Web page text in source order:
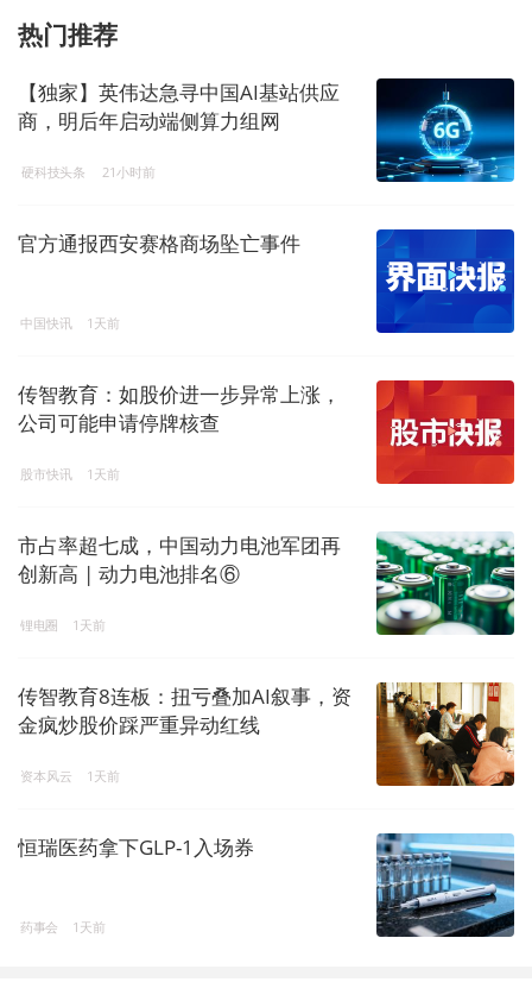
热门推荐
【独家】英伟达急寻中国AI基站供应
商，明后年启动端侧算力组网
硬科技头条 21小时前
官方通报西安赛格商场坠亡事件
中国快讯 1天前
传智教育：如股价进一步异常上涨，
公司可能申请停牌核查
股市快讯 1天前
市占率超七成，中国动力电池军团再
创新高 | 动力电池排名⑥
锂电圈 1天前
传智教育8连板：扭亏叠加AI叙事，资
金疯炒股价踩严重异动红线
资本风云 1天前
恒瑞医药拿下GLP-1入场券
药事会 1天前